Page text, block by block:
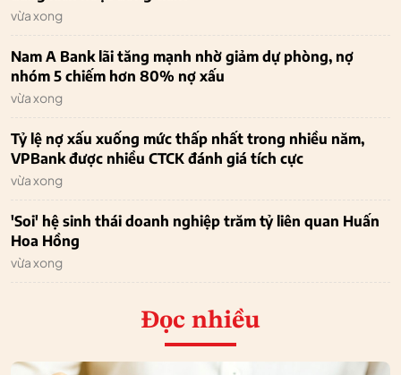
vừa xong
Nam A Bank lãi tăng mạnh nhờ giảm dự phòng, nợ
nhóm 5 chiếm hơn 80% nợ xấu
vừa xong
Tỷ lệ nợ xấu xuống mức thấp nhất trong nhiều năm,
VPBank được nhiều CTCK đánh giá tích cực
vừa xong
'Soi' hệ sinh thái doanh nghiệp trăm tỷ liên quan Huấn
Hoa Hồng
vừa xong
Đọc nhiều